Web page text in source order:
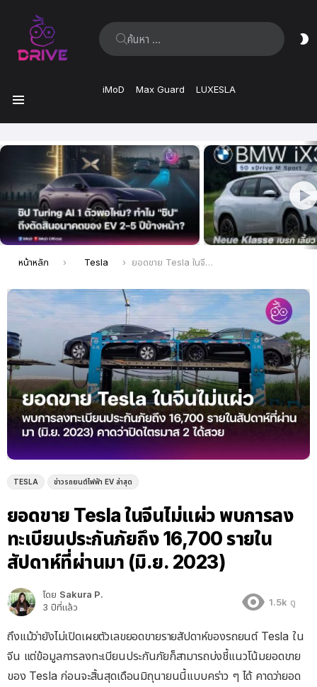
ค้นหา:
iMoD Max Guard LUXESLA
ล่าสุด
คุณอยู่ที่นี่:
หน้าหลัก Tesla ยอดขาย Tesla ในจีนไม่แผ่ว พบการลงทะเบียนประกันภัยถึง 16,700 รายในสัปดาห์ที่ผ่านมา (มิ.ย. 2023)
TESLA ข่าวรถยนต์ไฟฟ้า EV ล่าสุด
ยอดขาย Tesla ในจีนไม่แผ่ว พบการลง
ทะเบียนประกันภัยถึง 16,700 รายใน
สัปดาห์ที่ผ่านมา (มิ.ย. 2023)
โดย Sakura P.
3 ปีที่แล้ว
1.5k ดู
ถึงแม้ว่ายังไม่เปิดเผยตัวเลขยอดขายรายสัปดาห์ของรถยนต์ Tesla ใน
จีน แต่ข้อมูลการลงทะเบียนประกันภัยก็สามารถบ่งชี้แนวโน้มยอดขาย
ของ Tesla ก่อนจะสิ้นสุดเดือนมิถุนายนนี้แบบคร่าว ๆ ได้ คาดว่ายอด